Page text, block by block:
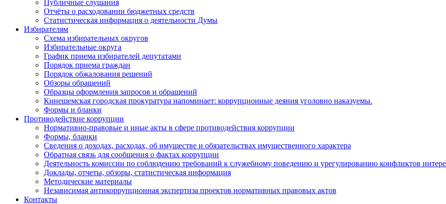
Публичные слушания
Отчёты о расходовании бюджетных средств
Статистическая информация о деятельности Думы
Избирателям
Схема избирательных округов
Избирательные округа
График приема избирателей депутатами
Порядок приема граждан
Порядок обжалования решений
Обзоры обращений
Образцы оформления запросов и обращений
Кинешемская городская прокуратура напоминает: коррупционные деяния уголовно наказуемы.
Формы и бланки
Противодействие коррупции
Нормативно-правовые и иные акты в сфере противодействия коррупции
Формы, бланки
Сведения о доходах, расходах, об имуществе и обязательствах имущественного характера
Обратная связь для сообщения о фактах коррупции
Деятельность комиссии по соблюдению требований к служебному поведению и урегулированию конфликтов
Доклады, отчеты, обзоры, статистическая информация
Методические материалы
Независимая антикоррупционная экспертиза проектов нормативных правовых актов
Контакты